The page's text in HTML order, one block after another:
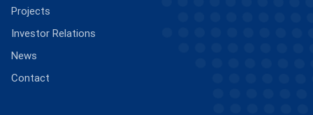
Projects
Investor Relations
News
Contact